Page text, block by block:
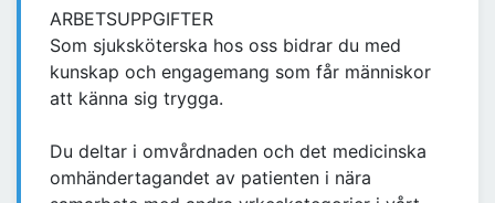
ARBETSUPPGIFTER
Som sjuksköterska hos oss bidrar du med
kunskap och engagemang som får människor
att känna sig trygga.
Du deltar i omvårdnaden och det medicinska
omhändertagandet av patienten i nära